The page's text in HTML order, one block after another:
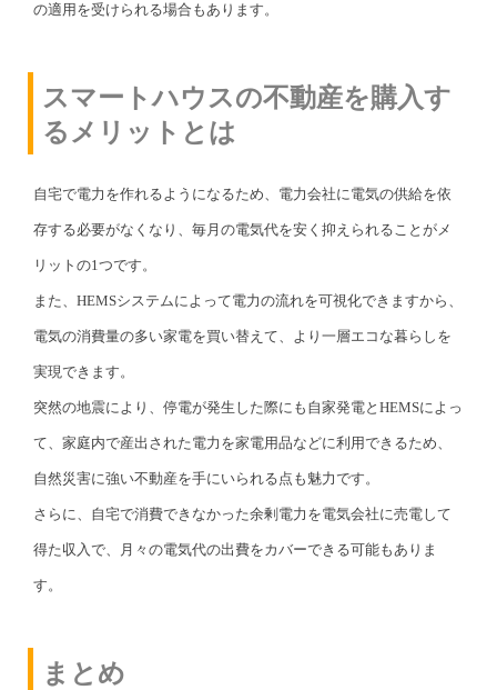
の適用を受けられる場合もあります。
スマートハウスの不動産を購入す
るメリットとは
自宅で電力を作れるようになるため、電力会社に電気の供給を依
存する必要がなくなり、毎月の電気代を安く抑えられることがメ
リットの1つです。
また、HEMSシステムによって電力の流れを可視化できますから、
電気の消費量の多い家電を買い替えて、より一層エコな暮らしを
実現できます。
突然の地震により、停電が発生した際にも自家発電とHEMSによっ
て、家庭内で産出された電力を家電用品などに利用できるため、
自然災害に強い不動産を手にいられる点も魅力です。
さらに、自宅で消費できなかった余剰電力を電気会社に売電して
得た収入で、月々の電気代の出費をカバーできる可能もありま
す。
まとめ